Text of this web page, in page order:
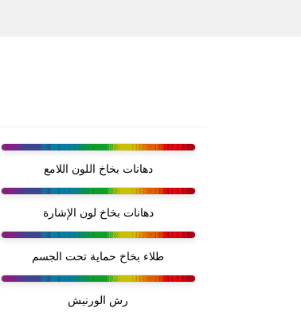
دهانات بخاخ اللون اللامع
دهانات بخاخ لون الإشارة
طلاء بخاخ حماية تحت الجسم
رش الورنيش